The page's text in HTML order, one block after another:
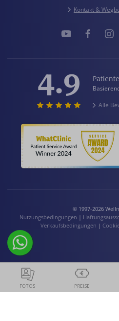
Kontakt &
4.9
Alle
© 1997-2026
Nutzungsbedingungen |
Verkaufsbedingungen |
FOTOS PREISE